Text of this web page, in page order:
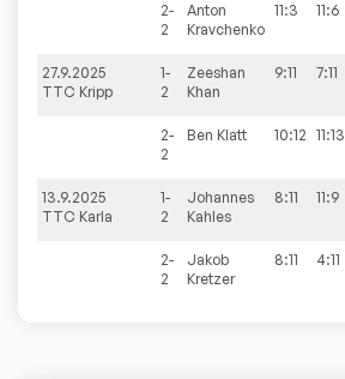
2-
2
Anton
Kravchenko
11:3 11:6
27.9.2025
TTC Kripp
1-
2
Zeeshan
Khan
9:11 7:11
2-
2
Ben Klatt 10:12 11:13
13.9.2025
TTC Karla
1-
2
Johannes
Kahles
8:11 11:9
2-
2
Jakob
Kretzer
8:11 4:11